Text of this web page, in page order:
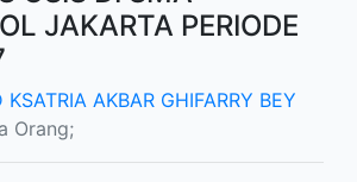
JAKARTA PERIODE
AKBAR GHIFARRY BEY
Orang;